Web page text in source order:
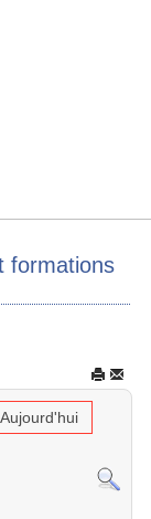
formations
Aujourd'hui